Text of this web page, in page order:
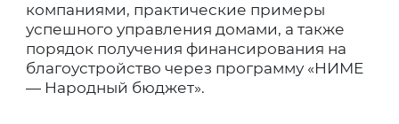
компаниями, практические примеры
успешного управления домами, а также
порядок получения финансирования на
благоустройство через программу «НИМЕ
— Народный бюджет».